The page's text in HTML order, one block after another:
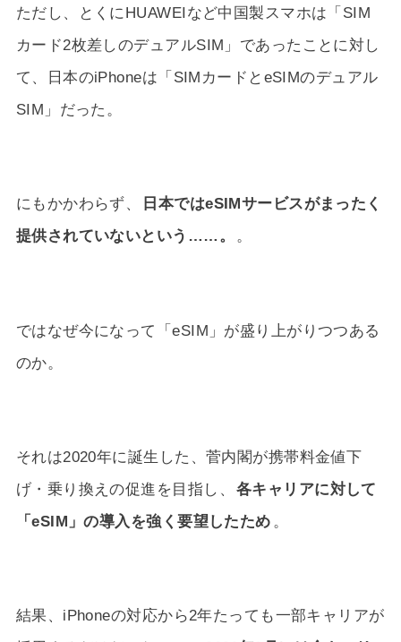
ただし、とくにHUAWEIなど中国製スマホは「SIM
カード2枚差しのデュアルSIM」であったことに対し
て、日本のiPhoneは「SIMカードとeSIMのデュアル
SIM」だった。
にもかかわらず、
日本ではeSIMサービスがまったく
提供されていないという……。
。
ではなぜ今になって「eSIM」が盛り上がりつつある
のか。
それは2020年に誕生した、菅内閣が携帯料金値下
げ・乗り換えの促進を目指し、
各キャリアに対して
「eSIM」の導入を強く要望したため 。
結果、iPhoneの対応から2年たっても一部キャリアが